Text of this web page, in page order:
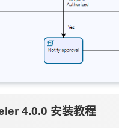
4.0.0 安装教程